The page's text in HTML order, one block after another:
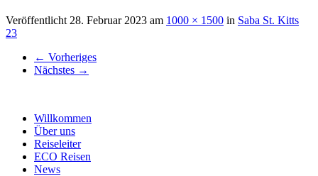
Veröffentlicht 28. Februar 2023 am 1000 × 1500 in Saba St. Kitts
23
← Vorheriges
Nächstes →
Willkommen
Über uns
Reiseleiter
ECO Reisen
News